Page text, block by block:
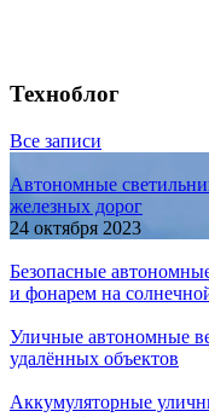
Техноблог
Все записи
Автономные
железных дорог
24 октября 2023
Безопасные
и фонарем на
Уличные автономные
удалённых объектов
Аккумуляторные